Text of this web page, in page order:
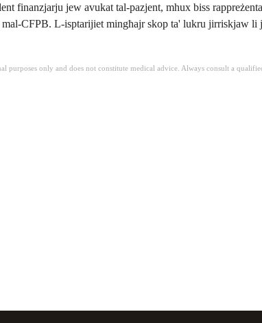
finanzjarju jew avukat tal-pazjent, mhux biss
CFPB. L-isptarijiet mingħajr skop ta' lukru jirriskjaw
purposes only and does not constitute medical advice. Always consult a